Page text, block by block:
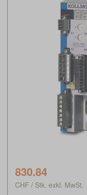
830.84
CHF / Stk. exkl. MwSt.